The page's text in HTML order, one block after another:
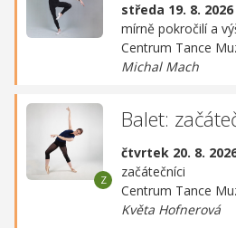
středa 19. 8. 2026
mírně pokročilí a
Centrum Tance
Michal Mach
Balet:
čtvrtek 20. 8.
začátečníci
Centrum Tance
Květa Hofnerová